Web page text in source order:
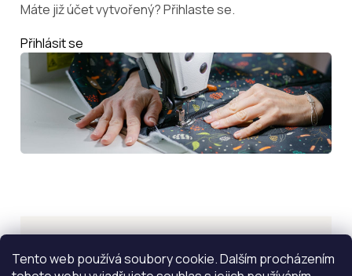
Tento web používá soubory cookie. Dalším procházením
Máte již účet vytvořený? Přihlaste se.
Přihlásit se
Inspirace